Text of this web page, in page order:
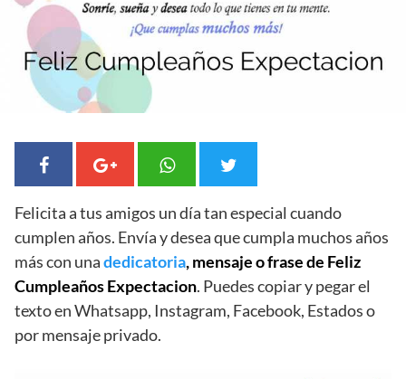
Felicita a tus amigos un día tan especial cuando
cumplen años. Envía y desea que cumpla muchos años
más con unadedicatoria, mensaje o frase de Feliz
Cumpleaños Expectacion. Puedes copiar y pegar el
texto en Whatsapp, Instagram, Facebook, Estados o
por mensaje privado.